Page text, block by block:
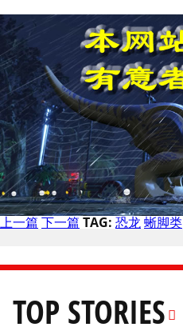
上一篇 下一篇 TAG: 恐龙蜥脚类
TOP STORIES